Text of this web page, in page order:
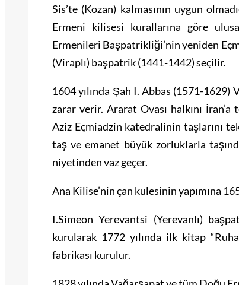
Sis’te (Kozan) kalmasının uygun
Ermeni kilisesi kurallarına göre
Ermenileri Başpatrikliği’nin yeniden
(Viraplı) başpatrik (1441-1442) seçilir.
1604 yılında Şah I. Abbas (1571-
zarar verir. Ararat Ovası halkını
Aziz Eçmiadzin katedralinin taşlarını
taş ve emanet büyük zorluklarla
niyetinden vaz geçer.
Ana Kilise’nin çan kulesinin yapımına
I.Simeon Yerevantsi (Yerevanlı)
kurularak 1772 yılında ilk kitap
fabrikası kurulur.